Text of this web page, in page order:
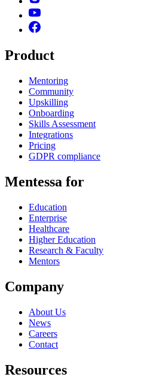
Product
Mentoring
Community
Upskilling
Onboarding
Skills Assessment
Integrations
Pricing
GDPR compliance
Mentessa for
Education
Enterprise
Healthcare
Higher Education
Research & Faculty
Mentors
Company
About Us
News
Careers
Contact
Resources